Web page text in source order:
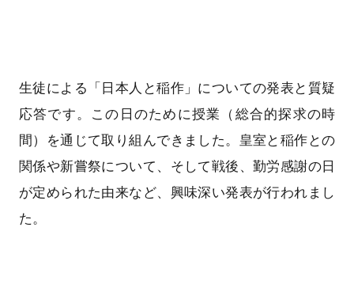
生徒による「日本人と稲作」についての発表と質疑
応答です。この日のために授業（総合的探求の時
間）を通じて取り組んできました。皇室と稲作との
関係や新嘗祭について、そして戦後、勤労感謝の日
が定められた由来など、興味深い発表が行われまし
た。